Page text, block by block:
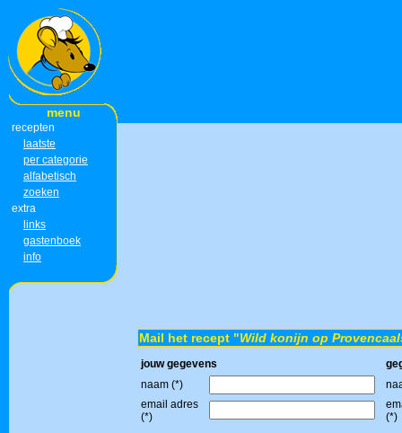
menu
recepten
laatste
per categorie
alfabetisch
zoeken
extra
links
gastenboek
info
Mail het recept "Wild konijn op
jouw gegevens
naam (*)
email adres
(*)
(*)